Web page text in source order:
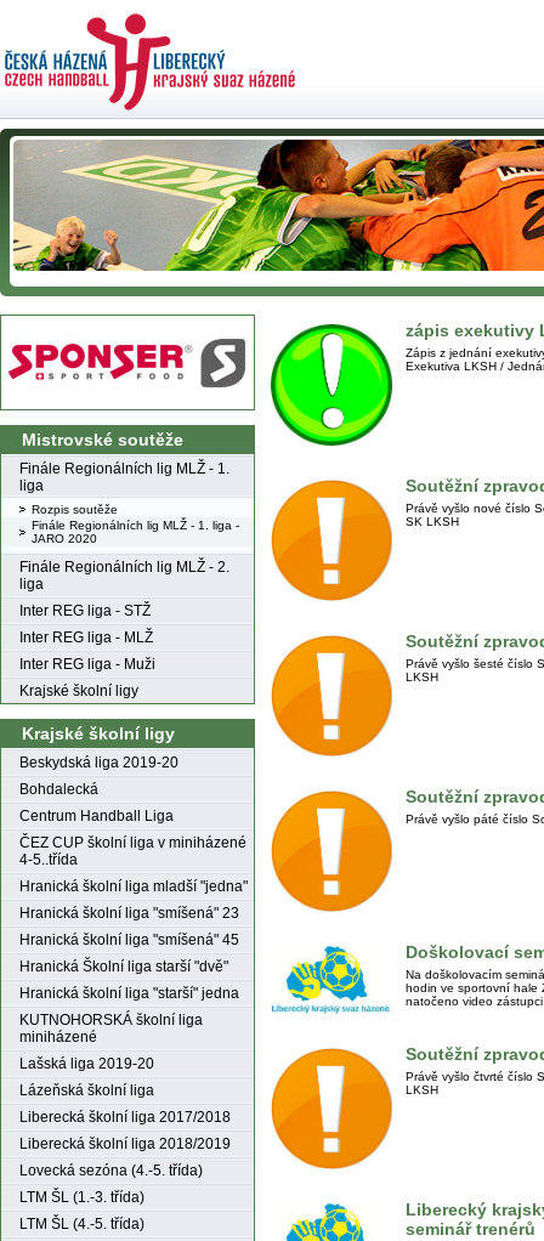
Mistrovské soutěže
Finále Regionálních lig MLŽ - 1.
liga
Rozpis soutěže
Finále Regionálních lig MLŽ - 1. liga -
JARO 2020
Finále Regionálních lig MLŽ - 2.
liga
Inter REG liga - STŽ
Inter REG liga - MLŽ
Inter REG liga - Muži
Krajské školní ligy
Krajské školní ligy
Beskydská liga 2019-20
Bohdalecká
Centrum Handball Liga
ČEZ CUP školní liga v miniházené
4-5..třída
Hranická školní liga mladší "jedna"
Hranická školní liga "smíšená" 23
Hranická školní liga "smíšená" 45
Hranická Školní liga starší "dvě"
Hranická školní liga "starší" jedna
KUTNOHORSKÁ školní liga
miniházené
Lašská liga 2019-20
Lázeňská školní liga
Liberecká školní liga 2017/2018
Liberecká školní liga 2018/2019
Lovecká sezóna (4.-5. třída)
LTM ŠL (1.-3. třída)
LTM ŠL (4.-5. třída)
zápis exekutivy
Zápis z jednání
Exekutiva LKSH /
Soutěžní
Právě vyšlo nové číslo
SK LKSH
Soutěžní
Právě vyšlo šesté číslo
LKSH
Soutěžní
Právě vyšlo páté číslo
Doškolovací
Na doškolovacím
hodin ve sportovní hale
natočeno video zástupci
Soutěžní
Právě vyšlo čtvrté číslo
LKSH
Liberecký
seminář trenérů